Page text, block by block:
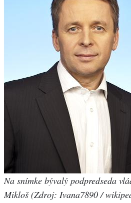
Na snímke bývalý podpredseda
Mikloš (Zdroj: Ivana7890 /